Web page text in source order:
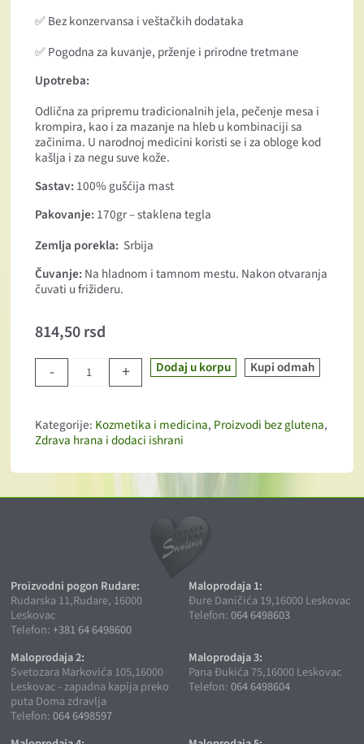
✅ Bez konzervansa i veštačkih dodataka
✅ Pogodna za kuvanje, prženje i prirodne tretmane
Upotreba:
Odlična za pripremu tradicionalnih jela, pečenje mesa i
krompira, kao i za mazanje na hleb u kombinaciji sa
začinima. U narodnoj medicini koristi se i za obloge kod
kašlja i za negu suve kože.
Sastav: 100% gušćija mast
Pakovanje: 170gr – staklena tegla
Zemlja porekla: Srbija
Čuvanje: Na hladnom i tamnom mestu. Nakon otvaranja
čuvati u frižideru.
814,50rsd
Guščija mast količina
- + Dodaj u korpu Kupi odmah
Kategorije: Kozmetika i medicina, Proizvodi bez glutena,
Zdrava hrana i dodaci ishrani
Proizvodni pogon Rudare:
Rudarska 11,Rudare, 16000
Leskovac
Telefon:+381 64 6498600
Maloprodaja 1:
Đure Daničića 19,16000 Leskovac
Telefon:064 6498603
Maloprodaja 2:
Svetozara Markovića 105,16000
Leskovac - zapadna kapija preko
puta Doma zdravlja
Telefon:064 6498597
Maloprodaja 3:
Pana Đukića 75,16000 Leskovac
Telefon:064 6498604